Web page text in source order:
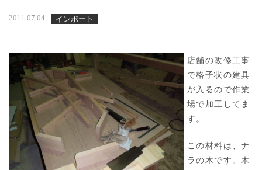
2011.07.04 インポート
店舗の改修工事
で格子状の建具
が入るので作業
場で加工してま
す。
この材料は、ナ
ラの木です。木